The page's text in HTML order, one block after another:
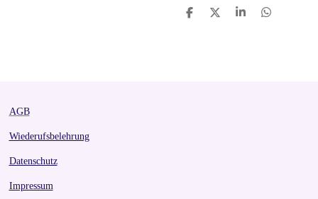
S
S
S
S
AGB
Wiederufsbelehrung
Datenschutz
Impressum